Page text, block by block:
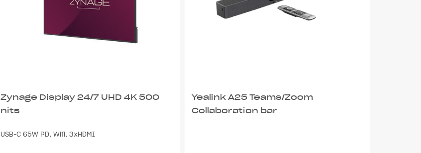
Zynage Display 24/7 UHD 4K 500
nits
USB-C 65W PD, Wifi, 3xHDMI
Yealink A25 Teams/Zoom
Collaboration bar